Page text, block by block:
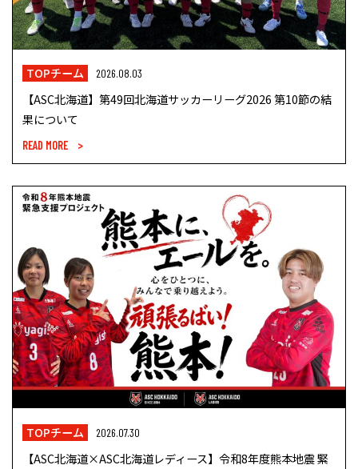
TOPチーム 2026.08.03
【ASC北海道】第49回北海道サッカーリーグ2026 第10節の結
果について
READ MORE >
TOPチーム 2026.07.30
【ASC北海道×ASC北海道レディース】令和8年度熊本地震 緊